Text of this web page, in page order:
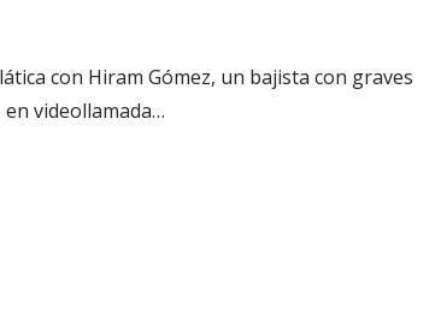
con Hiram Gómez, un bajista con graves
videollamada…